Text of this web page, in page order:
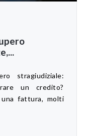
stragiudiziale:
un credito?
fattura, molti